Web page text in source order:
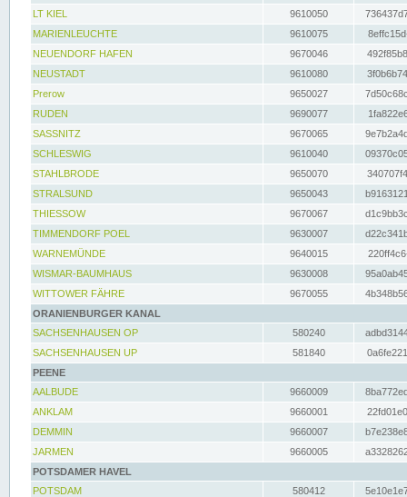
LT KIEL
9610050
MARIENLEUCHTE
9610075
NEUENDORF HAFEN
9670046
NEUSTADT
9610080
Prerow
9650027
RUDEN
9690077
SASSNITZ
9670065
SCHLESWIG
9610040
STAHLBRODE
9650070
STRALSUND
9650043
THIESSOW
9670067
TIMMENDORF POEL
9630007
WARNEMÜNDE
9640015
WISMAR-BAUMHAUS
9630008
WITTOWER FÄHRE
9670055
ORANIENBURGER KANAL
SACHSENHAUSEN OP
580240
SACHSENHAUSEN UP
581840
PEENE
AALBUDE
9660009
ANKLAM
9660001
DEMMIN
9660007
JARMEN
9660005
POTSDAMER HAVEL
POTSDAM
580412